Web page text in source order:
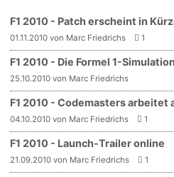
F1 2010 - Patch erscheint in
01.11.2010 von Marc Friedrichs 1
F1 2010 - Die Formel 1-
25.10.2010 von Marc Friedrichs
F1 2010 - Codemasters arbeitet
04.10.2010 von Marc Friedrichs 1
F1 2010 - Launch-Trailer online
21.09.2010 von Marc Friedrichs 1